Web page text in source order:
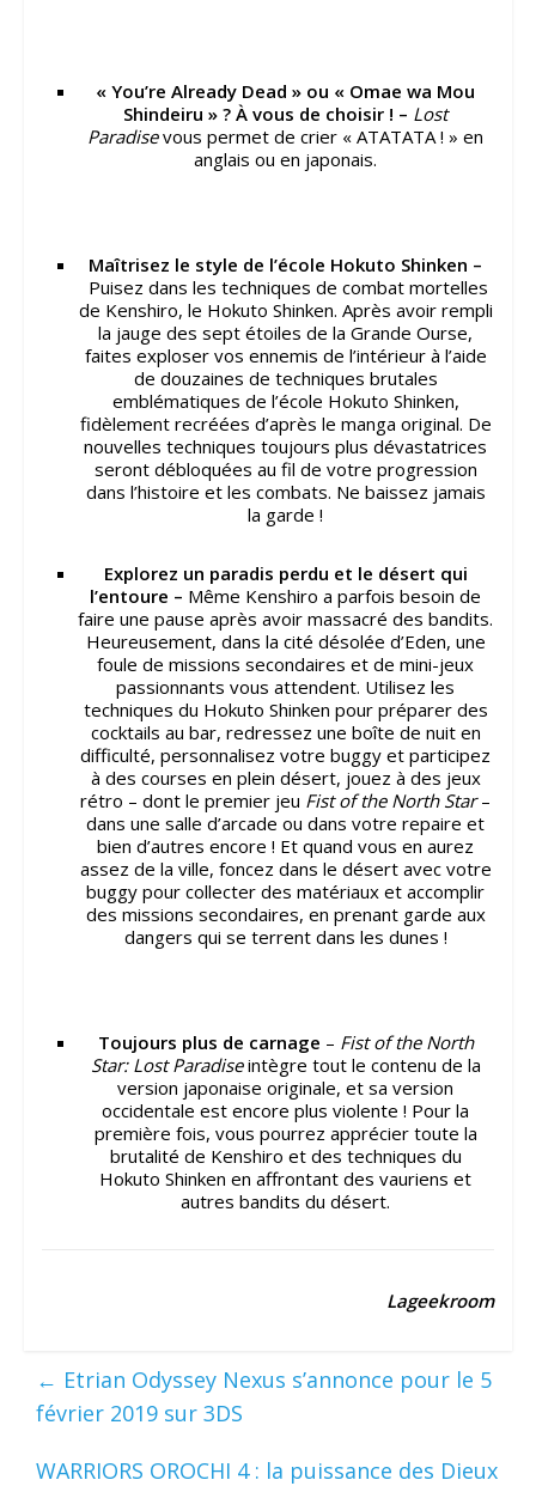
« You’re Already Dead » ou « Omae wa Mou
Shindeiru » ? À vous de choisir ! – Lost
Paradisevous permet de crier « ATATATA ! » en
anglais ou en japonais.
Maîtrisez le style de l’école Hokuto Shinken –
Puisez dans les techniques de combat mortelles
de Kenshiro, le Hokuto Shinken. Après avoir rempli
la jauge des sept étoiles de la Grande Ourse,
faites exploser vos ennemis de l’intérieur à l’aide
de douzaines de techniques brutales
emblématiques de l’école Hokuto Shinken,
fidèlement recréées d’après le manga original. De
nouvelles techniques toujours plus dévastatrices
seront débloquées au fil de votre progression
dans l’histoire et les combats. Ne baissez jamais
la garde !
Explorez un paradis perdu et le désert qui
l’entoure – Même Kenshiro a parfois besoin de
faire une pause après avoir massacré des bandits.
Heureusement, dans la cité désolée d’Eden, une
foule de missions secondaires et de mini-jeux
passionnants vous attendent. Utilisez les
techniques du Hokuto Shinken pour préparer des
cocktails au bar, redressez une boîte de nuit en
difficulté, personnalisez votre buggy et participez
à des courses en plein désert, jouez à des jeux
rétro – dont le premier jeu Fist of the North Star–
dans une salle d’arcade ou dans votre repaire et
bien d’autres encore ! Et quand vous en aurez
assez de la ville, foncez dans le désert avec votre
buggy pour collecter des matériaux et accomplir
des missions secondaires, en prenant garde aux
dangers qui se terrent dans les dunes !
Toujours plus de carnage – Fist of the North
Star: Lost Paradiseintègre tout le contenu de la
version japonaise originale, et sa version
occidentale est encore plus violente ! Pour la
première fois, vous pourrez apprécier toute la
brutalité de Kenshiro et des techniques du
Hokuto Shinken en affrontant des vauriens et
autres bandits du désert.
Lageekroom
← Etrian Odyssey Nexus s’annonce pour le 5
février 2019 sur 3DS
WARRIORS OROCHI 4 : la puissance des Dieux